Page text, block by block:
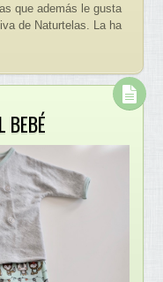
que además le gusta
de Naturtelas. La ha
BEBÉ